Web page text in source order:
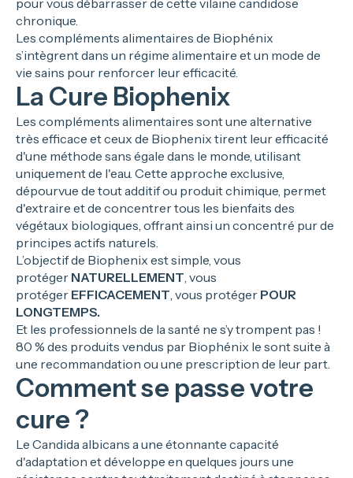
pour vous débarrasser de cette vilaine candidose
chronique.
Les compléments alimentaires de Biophénix
s’intègrent dans un régime alimentaire et un mode de
vie sains pour renforcer leur efficacité.
La Cure Biophenix
Les compléments alimentaires sont une alternative
très efficace et ceux de Biophenix tirent leur efficacité
d'une méthode sans égale dans le monde, utilisant
uniquement de l'eau. Cette approche exclusive,
dépourvue de tout additif ou produit chimique, permet
d'extraire et de concentrer tous les bienfaits des
végétaux biologiques, offrant ainsi un concentré pur de
principes actifs naturels.
L’objectif de Biophenix est simple, vous
protéger NATURELLEMENT, vous
protéger EFFICACEMENT, vous protéger POUR
LONGTEMPS.
Et les professionnels de la santé ne s’y trompent pas !
80 % des produits vendus par Biophénix le sont suite à
une recommandation ou une prescription de leur part.
Comment se passe votre
cure ?
Le Candida albicans a une étonnante capacité
d'adaptation et développe en quelques jours une